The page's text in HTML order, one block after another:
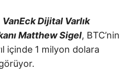
VanEck Dijital Varlık
Matthew Sigel, BTC’nin
içinde 1 milyon dolara